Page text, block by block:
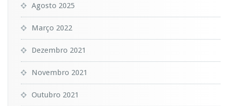
Agosto 2025
Março 2022
Dezembro 2021
Novembro 2021
Outubro 2021